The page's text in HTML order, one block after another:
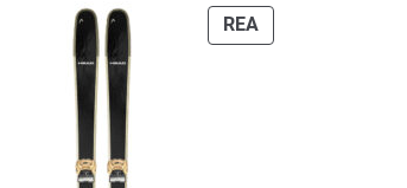
priset
var:
6490 kr.
REAPRODUKTER
PÅ